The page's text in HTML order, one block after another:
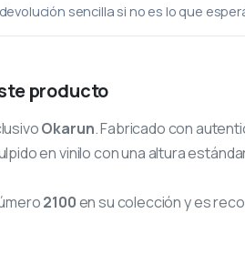
sencilla si no es lo que
producto
Okarun. Fabricado con
en vinilo con una altura
2100en su colección y es